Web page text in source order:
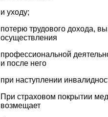
и уходу;
потерю трудового дохода,
осуществления
профессиональной
и после него
при наступлении
При страховом покрытии
возмещает